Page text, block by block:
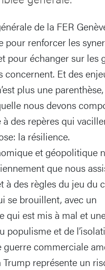
de la FER
pour renforcer les
pour échanger sur les
concernent. Et des
plus une
nous devons
des repères qui
la résilience.
et géopolitique
que nous
à des règles du jeu du
se brouillent, avec un
qui est mis à mal et
populisme et de
guerre commerciale
Trump représente un